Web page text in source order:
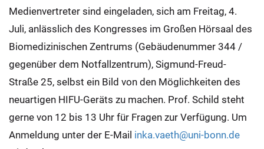
Medienvertreter sind eingeladen, sich am Freitag, 4.
Juli, anlässlich des Kongresses im Großen Hörsaal des
Biomedizinischen Zentrums (Gebäudenummer 344 /
gegenüber dem Notfallzentrum), Sigmund-Freud-
Straße 25, selbst ein Bild von den Möglichkeiten des
neuartigen HIFU-Geräts zu machen. Prof. Schild steht
gerne von 12 bis 13 Uhr für Fragen zur Verfügung. Um
Anmeldung unter der E-Mail inka.vaeth@uni-bonn.de